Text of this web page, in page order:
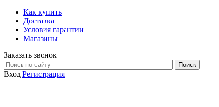
Как купить
Доставка
Условия гарантии
Магазины
Заказать звонок
Вход Регистрация